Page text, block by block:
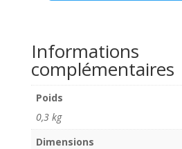
1966
N°
395
Informations
complémentaires
Poids
0,3 kg
Dimensions